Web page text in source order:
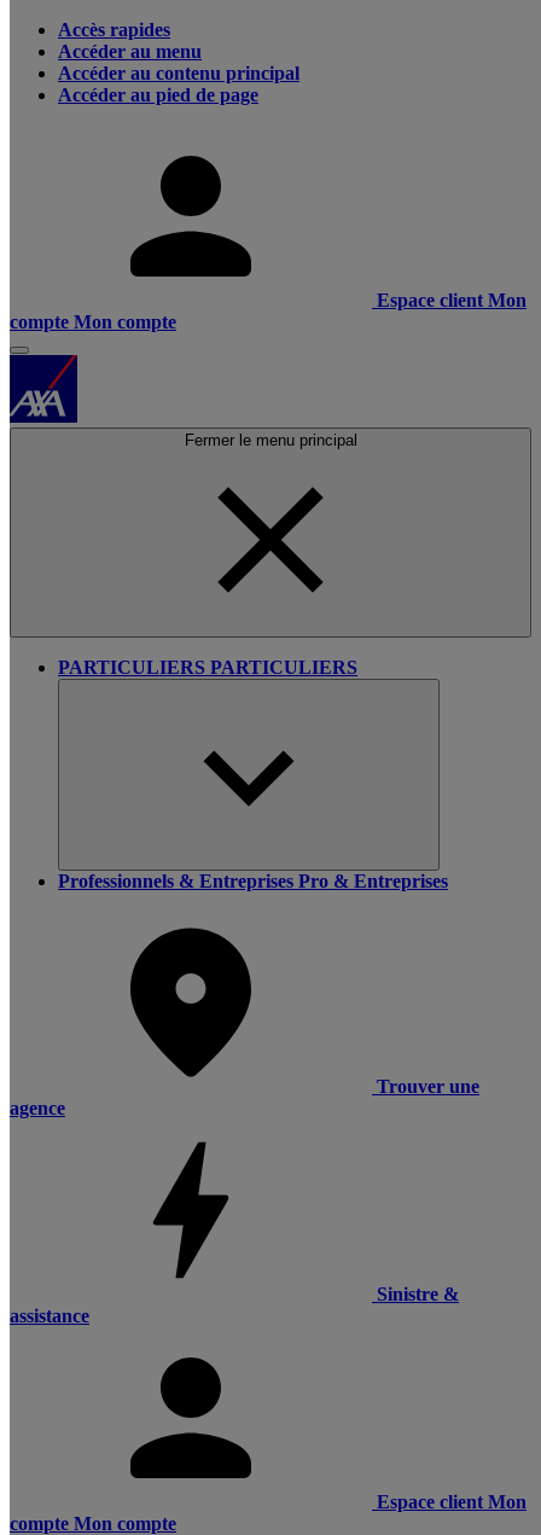
Accès rapides
Accéder au menu
Accéder au contenu principal
Accéder au pied de page
Espace client Mon
compte Mon compte
Fermer le menu principal
PARTICULIERS PARTICULIERS
Professionnels & Entreprises Pro & Entreprises
Trouver une
agence
Sinistre &
assistance
Espace client Mon
compte Mon compte